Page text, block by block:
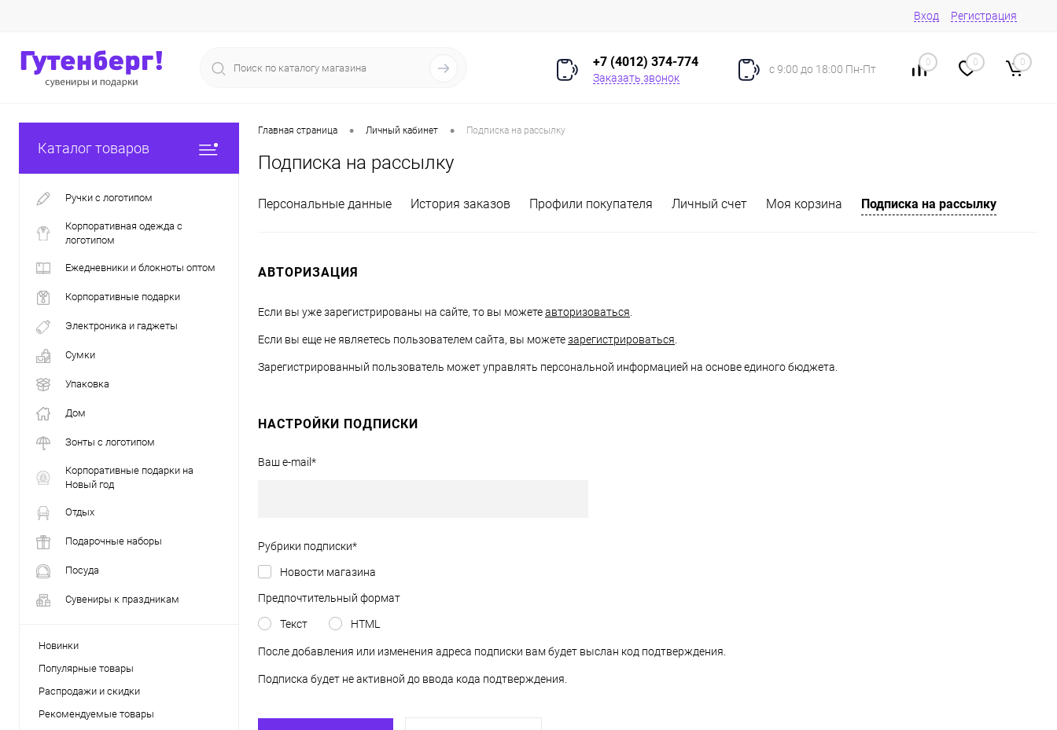
Вход Регистрация
+7 (4012) 374-774
Заказать звонок
с 9:00 до 18:00 Пн-Пт
0 0 0
Каталог товаров
Ручки с логотипом
Корпоративная одежда с
логотипом
Ежедневники и блокноты оптом
Корпоративные подарки
Электроника и гаджеты
Сумки
Упаковка
Дом
Зонты с логотипом
Корпоративные подарки на
Новый год
Отдых
Подарочные наборы
Посуда
Сувениры к праздникам
Новинки
Популярные товары
Распродажи и скидки
Рекомендуемые товары
Главная страница • Личный кабинет • Подписка на рассылку
Подписка на рассылку
Персональные данные История заказов Профили покупателя Личный счет Моя корзина Подписка на рассылку
АВТОРИЗАЦИЯ
Если вы уже зарегистрированы на сайте, то вы можетеавторизоваться.
Если вы еще не являетесь пользователем сайта, вы можетезарегистрироваться.
Зарегистрированный пользователь может управлять персональной информацией на основе единого бюджета.
НАСТРОЙКИ ПОДПИСКИ
Ваш e-mail *
Рубрики подписки*
Новости магазина
Предпочтительный формат
Текст HTML
После добавления или изменения адреса подписки вам будет выслан код подтверждения.
Подписка будет не активной до ввода кода подтверждения.